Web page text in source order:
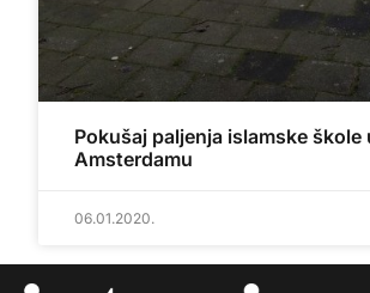
Pokušaj paljenja islamske škole
Amsterdamu
06.01.2020.